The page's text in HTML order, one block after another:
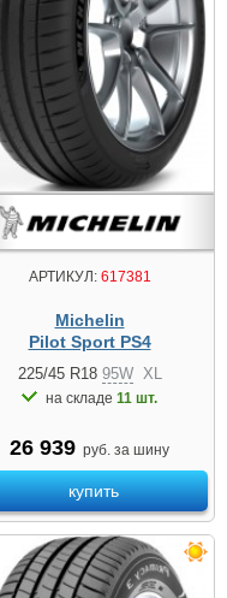
АРТИКУЛ:617381
Michelin
Pilot Sport PS4
225/45 R18 95W XL
на складе 11 шт.
26 939 руб. за шину
купить